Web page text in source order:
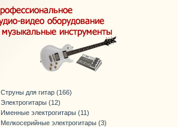
Струны для гитар (166)
Электрогитары (12)
Именные электрогитары (11)
Мелкосерийные электрогитары (3)